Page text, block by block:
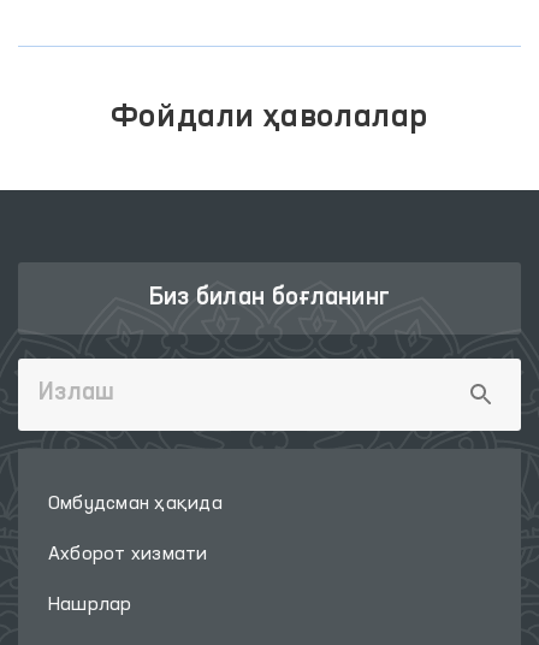
Фойдали ҳаволалар
Биз билан боғланинг
Омбудсман ҳақида
Ахборот хизмати
Нашрлар